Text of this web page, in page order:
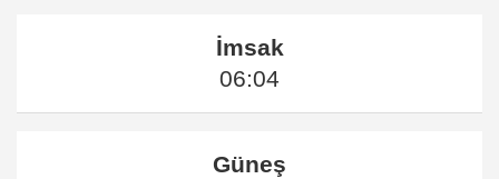
İmsak
06:04
Güneş